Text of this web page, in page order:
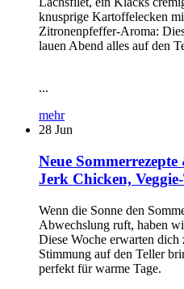
knusprige Kartoffelecken
Zitronenpfeffer-Aroma:
lauen Abend alles auf den
...
mehr
28 Jun
Neue
Jerk Chicken,
Wenn die Sonne den
Abwechslung ruft, haben
Diese Woche erwarten
Stimmung auf den Teller
perfekt für warme Tage.